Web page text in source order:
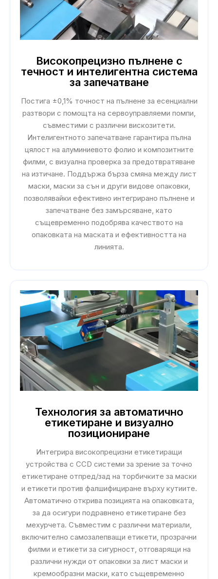
Високопрецизно пълнене с
течност и интелигентна система
за запечатване
Постига ±0,1% точност на пълнене за есенциални
разтвори с помощта на сервоуправляеми помпи,
съвместими с различни вискозитети.
Интелигентното запечатване гарантира пълна
цялост на алуминиевото фолио и композитните
филми, с визуална проверка за предотвратяване
на изтичане. Поддържа бърза смяна между лист
маски, маски за сън и други видове опаковки,
позволявайки ефективно интегрирано пълнене и
запечатване без замърсяване, като
същевременно подобрява качеството на
опаковката на маската и ефективността на
линията.
Технология за автоматично
етикетиране и визуално
позициониране
Интегрира високопрецизни етикетиращи
устройства с CCD системи за зрение за точно
етикетиране отпред/зад на торбичките за маски
и етикети против фалшифициране върху кутиите.
Автоматично открива позицията на опаковката,
за да осигури подравнено етикетиране без
мехурчета. Съвместим с различни материали,
включително самозалепващи етикети, прозрачни
филми и етикети за сигурност, отговарящи на
различни нужди от опаковки за лист маски и
кремообразни маски, като същевременно